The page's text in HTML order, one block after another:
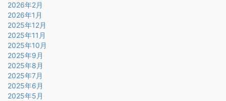
2026年2月
2026年1月
2025年12月
2025年11月
2025年10月
2025年9月
2025年8月
2025年7月
2025年6月
2025年5月